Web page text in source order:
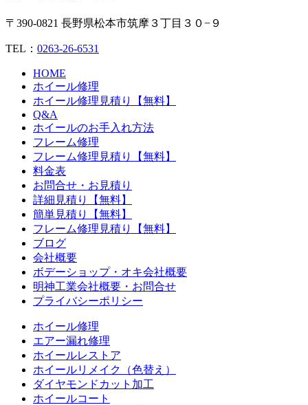
〒390-0821 長野県松本市筑摩３丁目３０−９
TEL： 0263-26-6531
HOME
ホイール修理
ホイール修理見積り【無料】
Q&A
ホイールのお手入れ方法
フレーム修理
フレーム修理見積り【無料】
料金表
お問合せ・お見積り
詳細見積り【無料】
簡単見積り【無料】
フレーム修理見積り【無料】
ブログ
会社概要
ボデーショップ・オキ会社概要
明神工業会社概要・お問合せ
プライバシーポリシー
ホイール修理
エアー漏れ修理
ホイールレストア
ホイールリメイク（色替え）
ダイヤモンドカット加工
ホイールコート